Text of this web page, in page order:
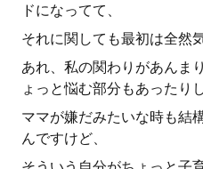
ドになってて、
それに関しても最初は全然
あれ、私の関わりがあんま
ょっと悩む部分もあったりし
ママが嫌だみたいな時も結
んですけど、